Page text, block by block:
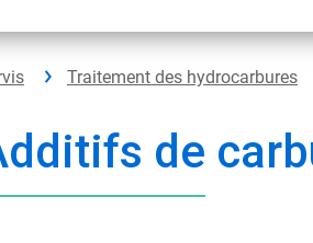
Traitement des hydrocarbures
de